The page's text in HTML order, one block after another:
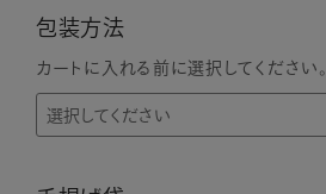
包装方法
カートに入れる前に選択してください。